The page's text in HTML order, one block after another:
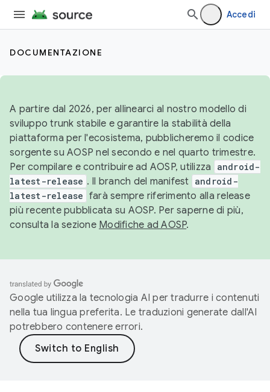
Accedi
DOCUMENTAZIONE
A partire dal 2026, per allinearci al nostro modello di
sviluppo trunk stabile e garantire la stabilità della
piattaforma per l'ecosistema, pubblicheremo il codice
sorgente su AOSP nel secondo e nel quarto trimestre.
Per compilare e contribuire ad AOSP, utilizza
android-
latest-release . Il branch del manifest android-
latest-release farà sempre riferimento alla release
più recente pubblicata su AOSP. Per saperne di più,
consulta la sezione Modifiche ad AOSP.
Google utilizza la tecnologia AI per tradurre i contenuti
nella tua lingua preferita. Le traduzioni generate dall'AI
potrebbero contenere errori.